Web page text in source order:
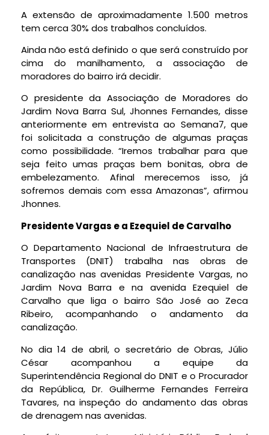
A extensão de aproximadamente 1.500 metros
tem cerca 30% dos trabalhos concluídos.
Ainda não está definido o que será construído por
cima do manilhamento, a associação de
moradores do bairro irá decidir.
O presidente da Associação de Moradores do
Jardim Nova Barra Sul, Jhonnes Fernandes, disse
anteriormente em entrevista ao Semana7, que
foi solicitada a construção de algumas praças
como possibilidade. “Iremos trabalhar para que
seja feito umas praças bem bonitas, obra de
embelezamento. Afinal merecemos isso, já
sofremos demais com essa Amazonas”, afirmou
Jhonnes.
Presidente Vargas e a Ezequiel de Carvalho
O Departamento Nacional de Infraestrutura de
Transportes (DNIT) trabalha nas obras de
canalização nas avenidas Presidente Vargas, no
Jardim Nova Barra e na avenida Ezequiel de
Carvalho que liga o bairro São José ao Zeca
Ribeiro, acompanhando o andamento da
canalização.
No dia 14 de abril, o secretário de Obras, Júlio
César acompanhou a equipe da
Superintendência Regional do DNIT e o Procurador
da República, Dr. Guilherme Fernandes Ferreira
Tavares, na inspeção do andamento das obras
de drenagem nas avenidas.